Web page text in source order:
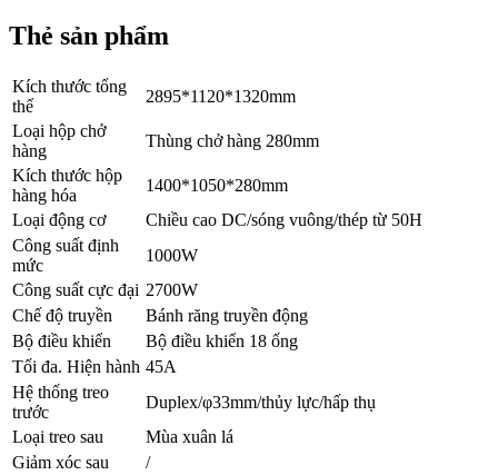
Thẻ sản phẩm
Kích thước tổng
thể
2895*1120*1320mm
Loại hộp chở
hàng
Thùng chở hàng 280mm
Kích thước hộp
hàng hóa
1400*1050*280mm
Loại động cơ
Chiều cao DC/sóng vuông/thép từ 50H
Công suất định
mức
1000W
Công suất cực đại 2700W
Chế độ truyền
Bánh răng truyền động
Bộ điều khiển
Bộ điều khiển 18 ống
Tối đa. Hiện hành 45A
Hệ thống treo
trước
Duplex/φ33mm/thủy lực/hấp thụ
Loại treo sau
Mùa xuân lá
Giảm xóc sau
/